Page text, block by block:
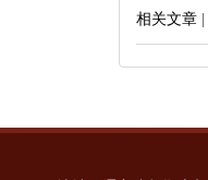
相关文章